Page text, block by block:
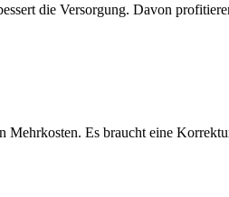
die Versorgung. Davon
Es braucht eine